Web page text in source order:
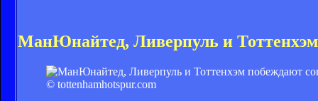
МанЮнайтед, Ливерпуль и
© tottenhamhotspur.com